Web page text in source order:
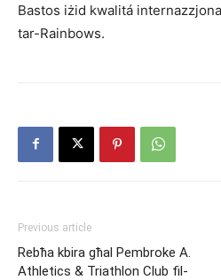
Bastos iżid kwalitá
tar-Rainbows.
Previous article
Rebħa kbira għal Pembroke A.
Athletics & Triathlon Club fil-